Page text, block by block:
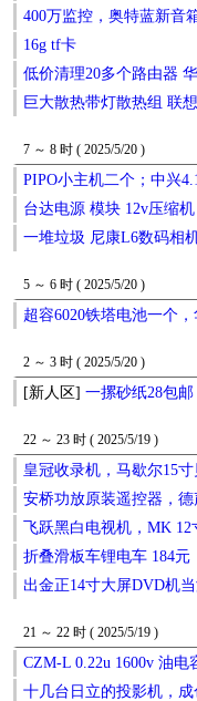
400万监控，奥特蓝新音
16g tf卡
低价清理20多个路由器
巨大散热带灯散热组 联
7 ～ 8 时 ( 2025/5/20 )
PIPO小主机二个；中兴
台达电源 模块 12v压缩机
一堆垃圾 尼康L6数码相
5 ～ 6 时 ( 2025/5/20 )
超容6020铁塔电池一个
2 ～ 3 时 ( 2025/5/20 )
[新人区] 一摞砂纸28包邮
22 ～ 23 时 ( 2025/5/19 )
皇冠收录机，马歇尔15
安桥功放原装遥控器，德
飞跃黑白电视机，MK
折叠滑板车锂电车 184元
出金正14寸大屏DVD机
21 ～ 22 时 ( 2025/5/19 )
CZM-L 0.22u 1600v 油电
十几台日立的投影机，